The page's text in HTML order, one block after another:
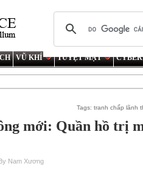
VŨ KHÍ TUYỆT MẬT
Tags:tranh chấp lãnh
mới: Quần hồ trị
Nam Xương